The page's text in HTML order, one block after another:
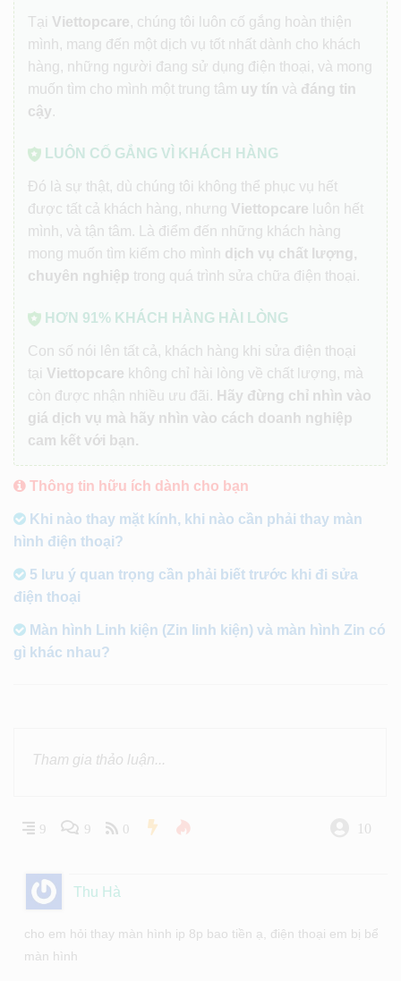
Tại Viettopcare, chúng tôi luôn cố gắng hoàn thiện
mình, mang đến một dịch vụ tốt nhất dành cho khách
hàng, những người đang sử dụng điện thoại, và mong
muốn tìm cho mình một trung tâm uy tín và đáng tin
cậy.
LUÔN CỐ GẮNG VÌ KHÁCH HÀNG
Đó là sự thật, dù chúng tôi không thể phục vụ hết
được tất cả khách hàng, nhưng Viettopcare luôn hết
mình, và tận tâm. Là điểm đến những khách hàng
mong muốn tìm kiếm cho mình dịch vụ chất lượng,
chuyên nghiệp trong quá trình sửa chữa điện thoại.
HƠN 91% KHÁCH HÀNG HÀI LÒNG
Con số nói lên tất cả, khách hàng khi sửa điện thoại
tại Viettopcare không chỉ hài lòng về chất lượng, mà
còn được nhận nhiều ưu đãi. Hãy đừng chỉ nhìn vào
giá dịch vụ mà hãy nhìn vào cách doanh nghiệp
cam kết với bạn.
Thông tin hữu ích dành cho bạn
Khi nào thay mặt kính, khi nào cần phải thay màn
hình điện thoại?
5 lưu ý quan trọng cần phải biết trước khi đi sửa
điện thoại
Màn hình Linh kiện (Zin linh kiện) và màn hình Zin có
gì khác nhau?
9 9 0 10
Thu Hà
cho em hỏi thay màn hình ip 8p bao tiền ạ, điện thoại em bị bể
màn hình